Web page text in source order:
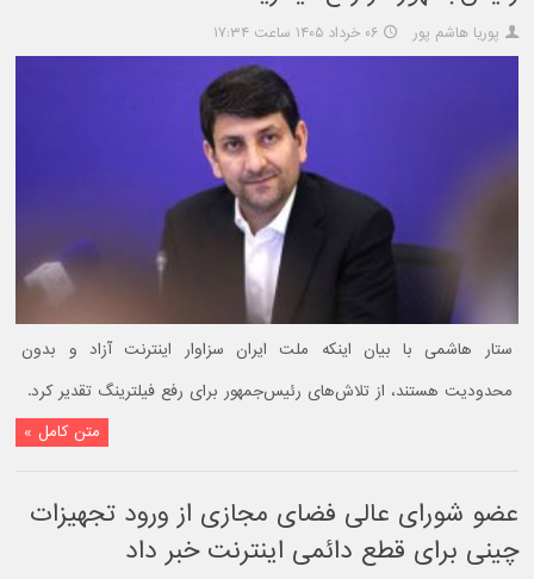
پوریا هاشم پور ۰۶ خرداد ۱۴۰۵ ساعت ۱۷:۳۴
ستار هاشمی با بیان اینکه ملت ایران سزاوار اینترنت آزاد و بدون
محدودیت هستند، از تلاش‌های رئیس‌جمهور برای رفع فیلترینگ تقدیر کرد.
متن کامل »
عضو شورای عالی فضای مجازی از ورود تجهیزات
چینی برای قطع دائمی اینترنت خبر داد